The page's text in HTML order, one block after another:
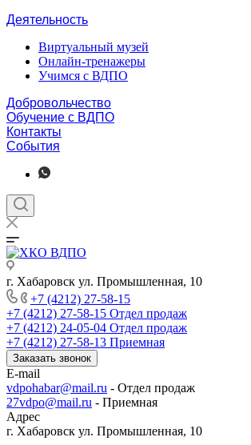
Деятельность
Виртуальный музей
Онлайн-тренажеры
Учимся с ВДПО
Добровольчество
Обучение с ВДПО
Контакты
События
г. Хабаровск ул. Промышленная, 10
+7 (4212) 27-58-15
+7 (4212) 27-58-15 Отдел продаж
+7 (4212) 24-05-04 Отдел продаж
+7 (4212) 27-58-13 Приемная
Заказать звонок
E-mail
vdpohabar@mail.ru - Отдел продаж
27vdpo@mail.ru - Приемная
Адрес
г. Хабаровск ул. Промышленная, 10